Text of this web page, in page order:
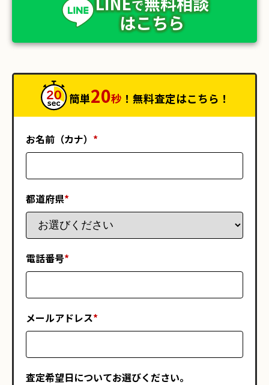
で
はこちら
簡単20秒 ！無料査定はこちら！
お名前（カナ） *
都道府県*
電話番号*
メールアドレス*
査定希望日についてお選びください。